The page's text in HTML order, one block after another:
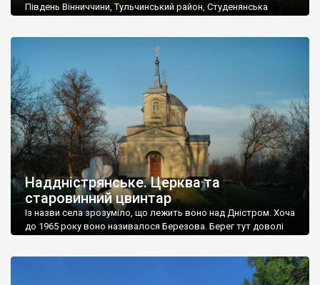
Південь Вінниччини, Тульчинський район, Студенянська
старовинний цвинтар із кам’яними хрестами. Всі епітафії, які
збереглися, написані кирилицею, церковнослов’янською
мовою. За всіма традиційними ознаками – цвинтар
український. Хрести датуються 19 століттям. У 1924-1940
роках Болган […]
Наддністрянське. Церква та
старовинний цвинтар
Із назви села зрозуміло, що лежить воно над Дністром. Хоча
до 1965 року воно називалося Березова. Берег тут доволі
Наддністрянське відрізняється від більшості навколишніх
сіл. У селі є мурована Михайлівська церква. Точної дати […]